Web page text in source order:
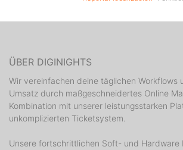
ÜBER DIGINIGHTS
Wir vereinfachen deine täglichen Workflows
Umsatz durch maßgeschneidertes Online
Kombination mit unserer leistungsstarken
unkomplizierten Ticketsystem.
Unsere fortschrittlichen Soft- und Hardware